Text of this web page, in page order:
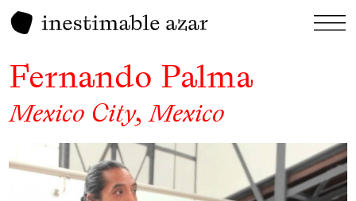
Fernando Palma
Mexico City, Mexico